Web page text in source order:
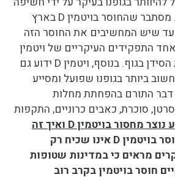
שהחוסר בויטמין D בארץ
עד שיש המחשיבים את החוסר הזה
אחד התפקידים העיקריים של ויטמין
בגוף. בנוסף, ויטמין D ידוע גם
ביותר בגופנו שפועל ומסייע
2,000 גנים. דבר התורם בהפחתת מחלות
סוכרת, כאבים כרוניים, התקפות
נוצר מחסור בויטמיןDואיך זה
בויטמין D אינו שכיח רק
מראים כי במדינות שטופות
חוסר בויטמין בקרב רוב